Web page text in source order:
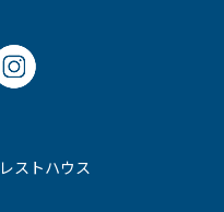
ストハウス